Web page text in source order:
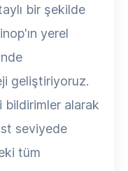
bir şekilde
yerel
geliştiriyoruz.
bildirimler alarak
seviyede
tüm